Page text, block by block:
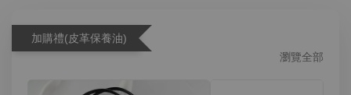
加購禮(皮革保養油)
瀏覽全部